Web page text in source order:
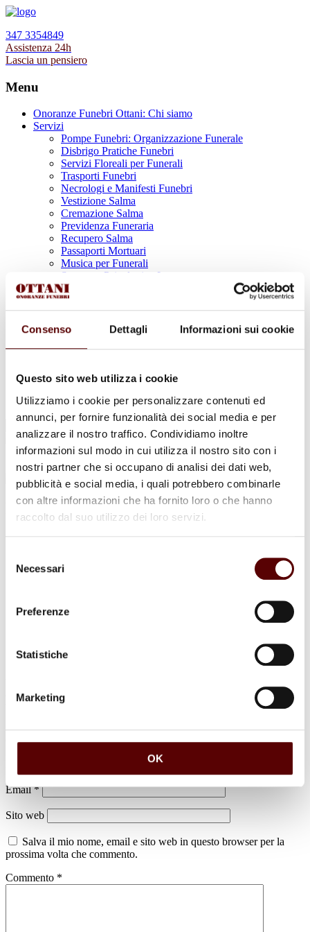
Consenso Dettagli Informazioni sui cookie
Questo sito web utilizza i cookie
Utilizziamo i cookie per personalizzare contenuti ed
annunci, per fornire funzionalità dei social media e per
analizzare il nostro traffico. Condividiamo inoltre
informazioni sul modo in cui utilizza il nostro sito con i
nostri partner che si occupano di analisi dei dati web,
pubblicità e social media, i quali potrebbero combinarle
con altre informazioni che ha fornito loro o che hanno
raccolto dal suo utilizzo dei loro servizi.
delNecessari
Preferenze
Statistiche
Marketing
OK
347 3354849
Assistenza 24h
Lascia un pensiero
Menu
Onoranze Funebri Ottani: Chi siamo
Servizi
Pompe Funebri: Organizzazione Funerale
Disbrigo Pratiche Funebri
Servizi Floreali per Funerali
Trasporti Funebri
Necrologi e Manifesti Funebri
Vestizione Salma
Cremazione Salma
Previdenza Funeraria
Recupero Salma
Passaporti Mortuari
Musica per Funerali
Supporto Psicologico Lutto
Prodotti Funerari
Lapidi, Lastre tombali e Monumenti Funerari
Urne Cinerarie
Allestimento Funebre
In caso di decesso
News
Info e Contatti
Cerca
per:
Roberto Ramponi
18 Giugno 1951 - 10 Dicembre 2023
Condividi
Lascia un commento
Il tuo indirizzo email non sarà pubblicato. I campi obbligatori sono
contrassegnati*
Email*
Sito web
Salva il mio nome, email e sito web in questo browser per la
prossima volta che commento.
Commento *